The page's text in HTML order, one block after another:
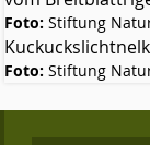
Foto:Stiftung
Foto:Stiftung